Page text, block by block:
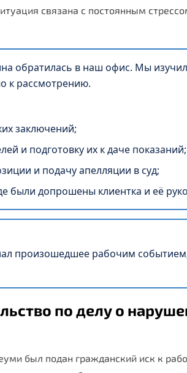
связана с постоянным
обратилась в наш офис. Мы
к рассмотрению.
заключений;
и подготовку их к даче показаний;
и подачу апелляции в суд;
были допрошены клиентка и её
произошедшее рабочим
по делу о
был подан гражданский иск к